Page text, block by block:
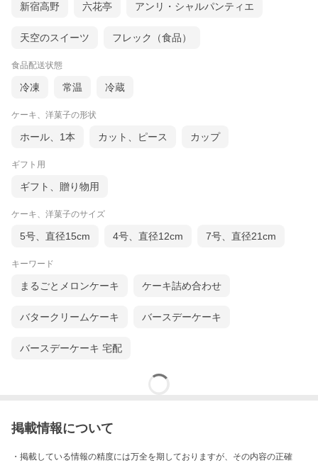
新宿高野 六花亭 アンリ・シャルパンティエ
天空のスイーツ フレック（食品）
食品配送状態
冷凍 常温 冷蔵
ケーキ、洋菓子の形状
ホール、1本 カット、ピース カップ
ギフト用
ギフト、贈り物用
ケーキ、洋菓子のサイズ
5号、直径15cm 4号、直径12cm 7号、直径21cm
キーワード
まるごとメロンケーキ ケーキ詰め合わせ
バタークリームケーキ バースデーケーキ
バースデーケーキ 宅配
掲載情報について
・掲載している情報の精度には万全を期しておりますが、その内容の正確